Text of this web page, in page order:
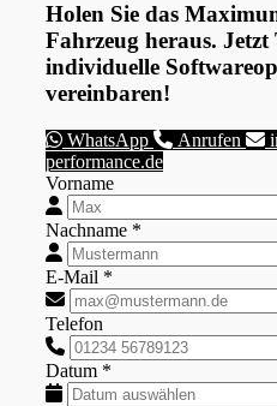
Holen Sie das
Fahrzeug heraus.
individuelle
vereinbaren!
WhatsApp Anrufen
performance.de
Vorname
Nachname *
E-Mail *
Telefon
Datum *